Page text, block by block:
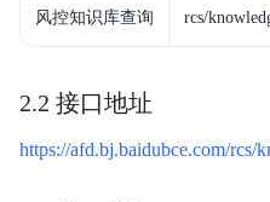
相关协议
风控知识库查询 rcs/
2.2 接口地址
https://afd.bj.baidubce.com/rcs/